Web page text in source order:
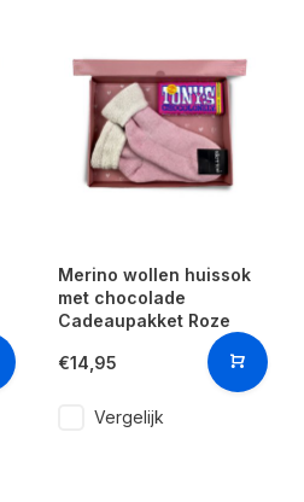
Merino wollen huissok
met chocolade
Cadeaupakket Roze
€14,95
Vergelijk